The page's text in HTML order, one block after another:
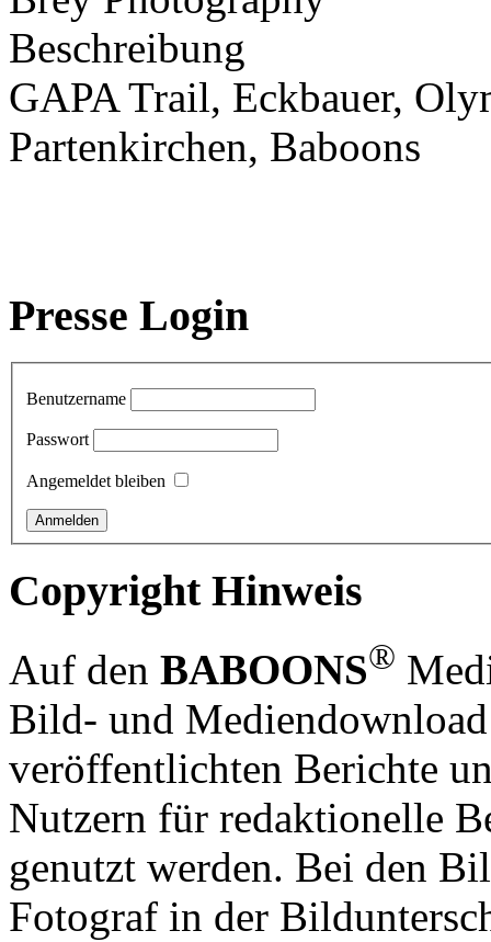
Beschreibung
GAPA Trail, Eckbauer,
Partenkirchen, Baboons
Presse Login
Benutzername
Passwort
Angemeldet bleiben
Copyright Hinweis
Auf den BABOONS®
Bild- und
veröffentlichten Berichte
Nutzern für redaktionelle
genutzt werden. Bei den
Fotograf in der